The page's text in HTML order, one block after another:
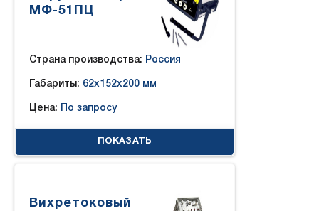
МФ-51ПЦ
Страна производства: Россия
Габариты: 62x152x200 мм
Цена: По запросу
ПОКАЗАТЬ
Вихретоковый